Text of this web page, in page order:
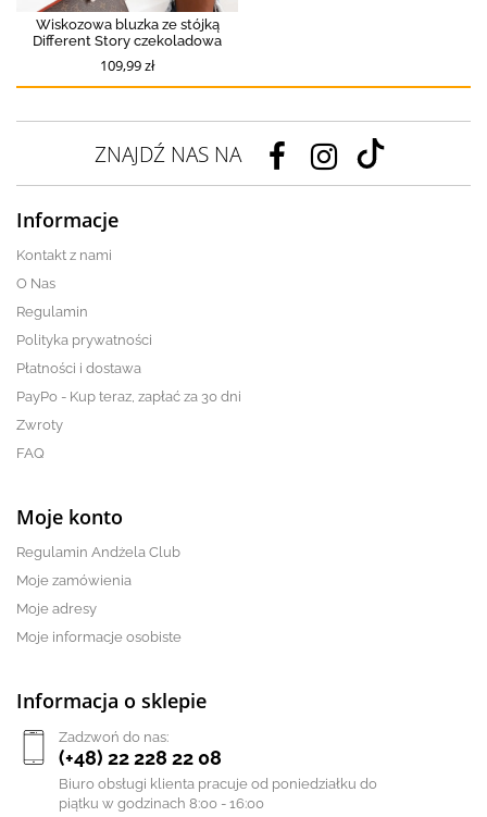
Wiskozowa bluzka ze stójką
Different Story czekoladowa
109,99 zł
ZNAJDŹ NAS NA
Informacje
Kontakt z nami
O Nas
Regulamin
Polityka prywatności
Płatności i dostawa
PayPo - Kup teraz, zapłać za 30 dni
Zwroty
FAQ
Moje konto
Regulamin Andżela Club
Moje zamówienia
Moje adresy
Moje informacje osobiste
Informacja o sklepie
Zadzwoń do nas:
(+48) 22 228 22 08
Biuro obsługi klienta pracuje od poniedziałku do
piątku w godzinach 8:00 - 16:00